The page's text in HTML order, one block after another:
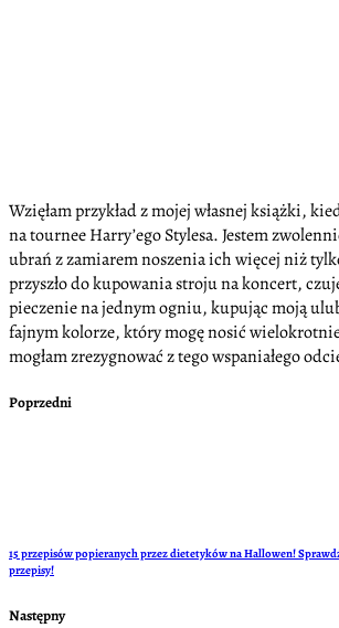
Wzięłam przykład z mojej własnej książki,
na tournee Harry’ego Stylesa. Jestem
ubrań z zamiarem noszenia ich więcej niż
przyszło do kupowania stroju na koncert,
pieczenie na jednym ogniu, kupując moją
fajnym kolorze, który mogę nosić
mogłam zrezygnować z tego wspaniałego
Poprzedni
15 przepisów popieranych przez dietetyków na Hallowen!
przepisy!
Następny